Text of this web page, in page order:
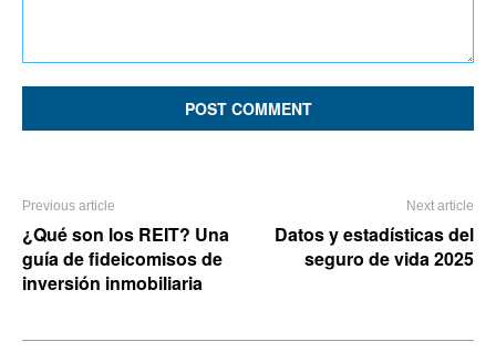
Previous article
¿Qué son los REIT? Una
guía de fideicomisos de
inversión inmobiliaria
Next article
Datos y estadísticas del
seguro de vida 2025